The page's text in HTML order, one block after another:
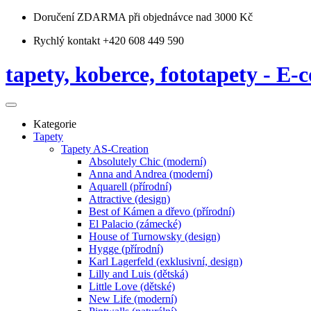
Doručení ZDARMA při objednávce nad 3000 Kč
Rychlý kontakt +420 608 449 590
tapety, koberce, fototapety - E-
Kategorie
Tapety
Tapety AS-Creation
Absolutely Chic (moderní)
Anna and Andrea (moderní)
Aquarell (přírodní)
Attractive (design)
Best of Kámen a dřevo (přírodní)
El Palacio (zámecké)
House of Turnowsky (design)
Hygge (přírodní)
Karl Lagerfeld (exklusivní, design)
Lilly and Luis (dětská)
Little Love (dětské)
New Life (moderní)